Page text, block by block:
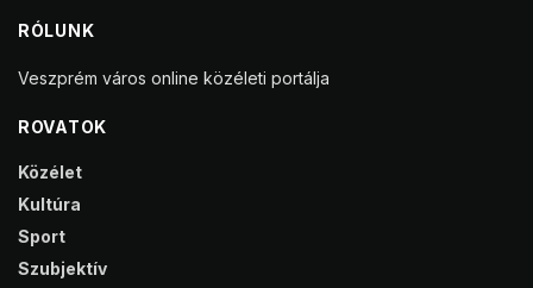
RÓLUNK
Veszprém város online közéleti portálja
ROVATOK
Közélet
Kultúra
Sport
Szubjektív